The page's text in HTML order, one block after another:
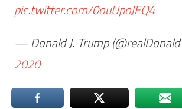
pic.twitter.com/0ouUpoJEQ4
— Donald J. Trump
2020